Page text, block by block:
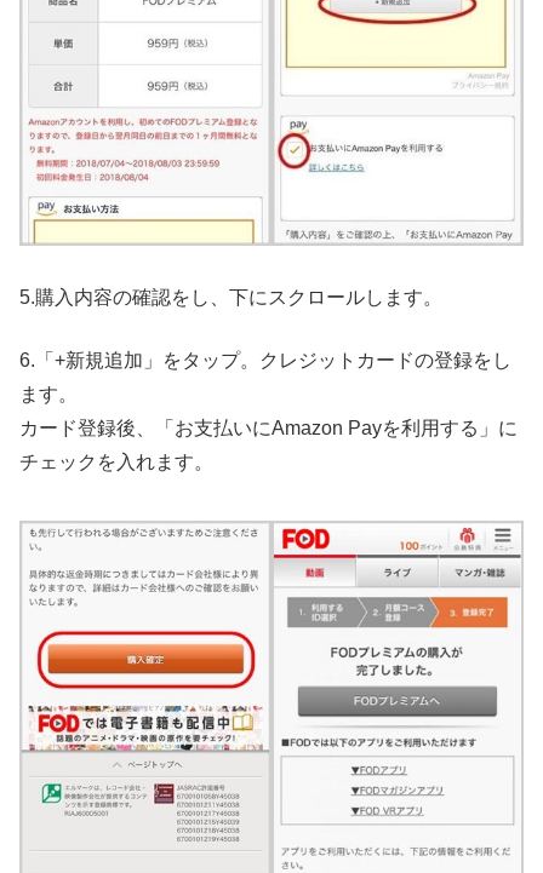
5.購入内容の確認をし、下にスクロールします。
6.「+新規追加」をタップ。クレジットカードの登録をし
ます。
カード登録後、「お支払いにAmazon Payを利用する」に
チェックを入れます。